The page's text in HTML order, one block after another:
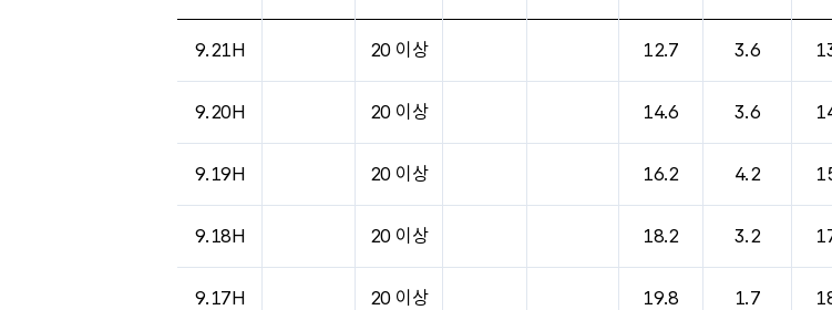
9.21H 20 이상 12.7 3.6
9.20H 20 이상 14.6 3.6
9.19H 20 이상 16.2 4.2
9.18H 20 이상 18.2 3.2
9.17H 20 이상 19.8 1.7